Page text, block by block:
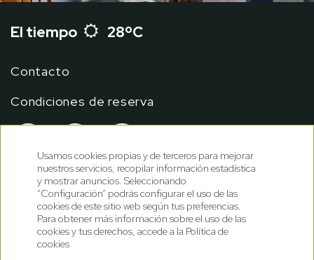
El tiempo 28ºC
Contacto
Condiciones de reserva
Usamos cookies propias y de terceros para mejorar
nuestros servicios, recopilar información estadística
y mostrar anuncios. Seleccionando
“Configuración” podrás configurar el uso de las
cookies de este sitio web según tus preferencias.
Para obtener más información sobre el uso de las
cookies y tus derechos, accede a la Política de
cookies